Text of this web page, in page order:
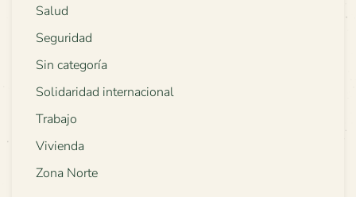
Salud
Seguridad
Sin categoría
Solidaridad internacional
Trabajo
Vivienda
Zona Norte